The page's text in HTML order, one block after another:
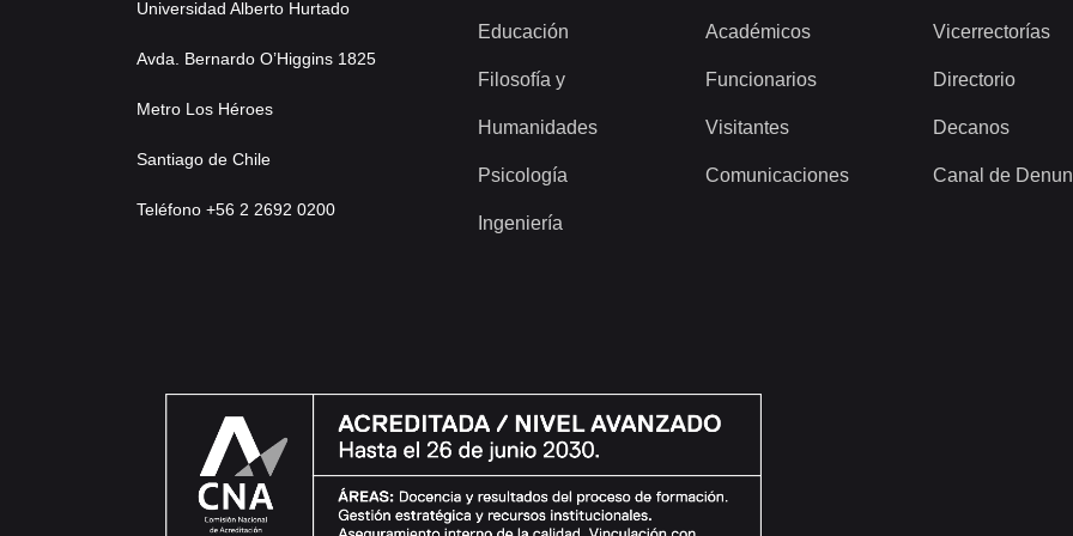
Universidad Alberto Hurtado
Avda. Bernardo O’Higgins 1825
Metro Los Héroes
Santiago de Chile
Teléfono +56 2 2692 0200
Educación
Filosofía y
Humanidades
Psicología
Ingeniería
Académicos
Funcionarios
Visitantes
Comunicaciones
Vicerrectorías
Directorio
Decanos
Canal de